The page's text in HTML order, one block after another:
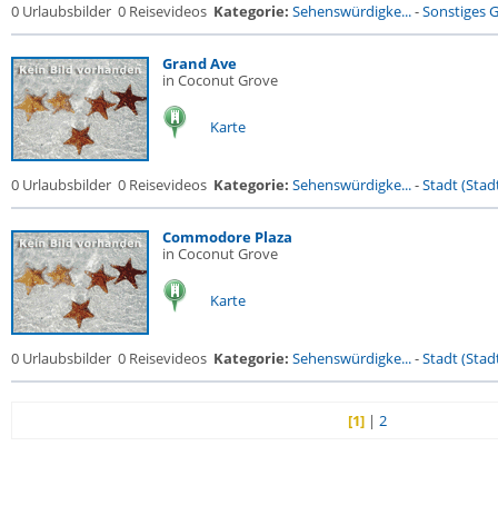
0 Urlaubsbilder 0 Reisevideos Kategorie: Sehenswürdigke...-Sonstiges
Grand Ave
in Coconut Grove
Karte
0 Urlaubsbilder 0 Reisevideos Kategorie: Sehenswürdigke...-Stadt
Commodore Plaza
in Coconut Grove
Karte
0 Urlaubsbilder 0 Reisevideos Kategorie: Sehenswürdigke...-Stadt
[1] |2